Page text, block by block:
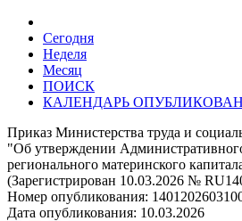
Сегодня
Неделя
Месяц
ПОИСК
КАЛЕНДАРЬ
Приказ Министерства труда и
"Об утверждении
регионального материнского
(Зарегистрирован 10.03.2026 №
Номер опубликования:
Дата опубликования: 10.03.2026